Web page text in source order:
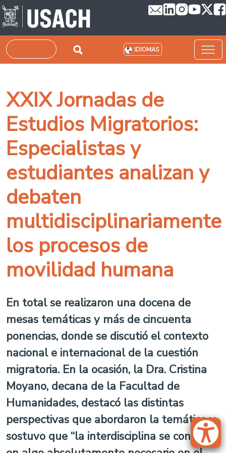
Pasar al contenido principal
Buscar IDIOMAS
XXIX Jornadas de
Estudios Migratorios:
Especialistas y
estudiantes analizan y
debaten
multidisciplinariamente
los procesos de
movilidad humana
En total se realizaron una docena de
mesas temáticas y más de cincuenta
ponencias, donde se discutió el contexto
nacional e internacional de la cuestión
migratoria. En la ocasión, la Dra. Cristina
Moyano, decana de la Facultad de
Humanidades, destacó las distintas
perspectivas que abordaron la temática y
sostuvo que “la interdisciplina se convierte